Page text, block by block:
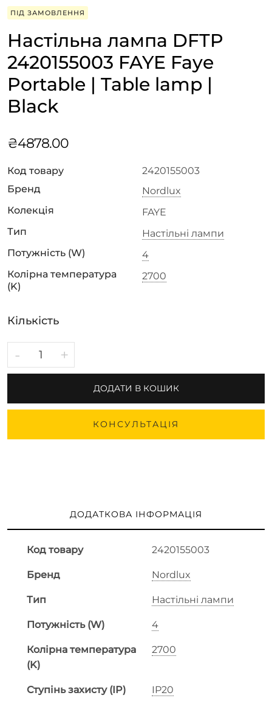
ПІД ЗАМОВЛЕННЯ
Настільна лампа DFTP
2420155003 FAYE Faye
Portable | Table lamp |
Black
₴4878.00
Код товару
2420155003
Бренд
Nordlux
Колекція
FAYE
Тип
Настільні лампи
Потужність (W)
4
Колірна температура
(K)
2700
Кількість
- +
ДОДАТИ В КОШИК
КОНСУЛЬТАЦІЯ
ДОДАТКОВА ІНФОРМАЦІЯ
Код товару 2420155003
Бренд Nordlux
Тип Настільні лампи
Потужність (W) 4
Колірна температура
(K)
2700
Ступінь захисту (IP) IP20